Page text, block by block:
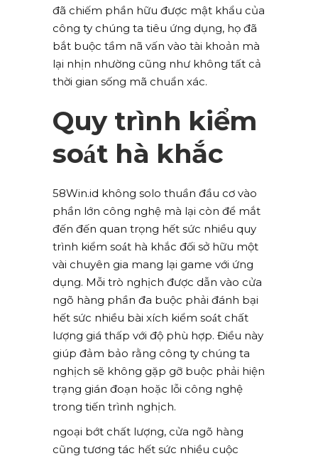
đã chiếm phần hữu được mật khẩu của
công ty chúng ta tiêu ứng dụng, họ đã
bắt buộc tầm nã vấn vào tài khoản mà
lại nhịn nhường cũng như không tất cả
thời gian sống mã chuẩn xác.
Quy trình kiểm
soát hà khắc
58Win.id không solo thuần đầu cơ vào
phần lớn công nghệ mà lại còn để mắt
đến đến quan trọng hết sức nhiều quy
trình kiểm soát hà khắc đối sở hữu một
vài chuyên gia mang lại game với ứng
dụng. Mỗi trò nghịch được dẫn vào cửa
ngõ hàng phần đa buộc phải đánh bại
hết sức nhiều bài xích kiểm soát chất
lượng giá thấp với độ phù hợp. Điều này
giúp đảm bảo rằng công ty chúng ta
nghịch sẽ không gặp gỡ buộc phải hiện
trạng gián đoạn hoặc lỗi công nghệ
trong tiến trình nghịch.
ngoại bớt chất lượng, cửa ngõ hàng
cũng tương tác hết sức nhiều cuộc